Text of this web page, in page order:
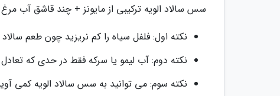
سس سالاد الویه ترکیبی از مایونز + چند قاشق آب
نکته اول: فلفل سیاه را کم نریزید چون طعم
نکته دوم: آب لیمو یا سرکه فقط در حدی که تعادل
نکته سوم: می توانید به سس سالاد الویه کمی